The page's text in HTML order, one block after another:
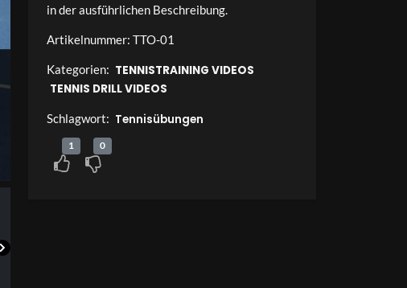
in der ausführlichen Beschreibung.
Artikelnummer: TTO-01
Kategorien: TENNISTRAINING VIDEOS
TENNIS DRILL VIDEOS
Schlagwort: Tennisübungen
1 0